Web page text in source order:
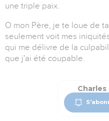
une triple paix.
O mon Père, je te loue de
seulement voit mes
qui me délivre de la
que j'ai été coupable.